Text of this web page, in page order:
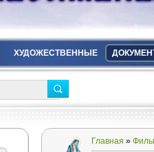
ХУДОЖЕСТВЕННЫЕ
Главная »